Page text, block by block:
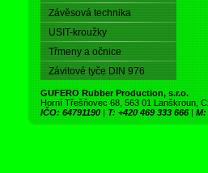
Závěsová technika
USIT-kroužky
Třmeny a očnice
Závitové tyče DIN 976
GUFERO Rubber Production, s.r.o.
Horní Třešňovec 68, 563 01 Lanškroun,
IČO: 64791190 | T: +420 469 333 666 | M: